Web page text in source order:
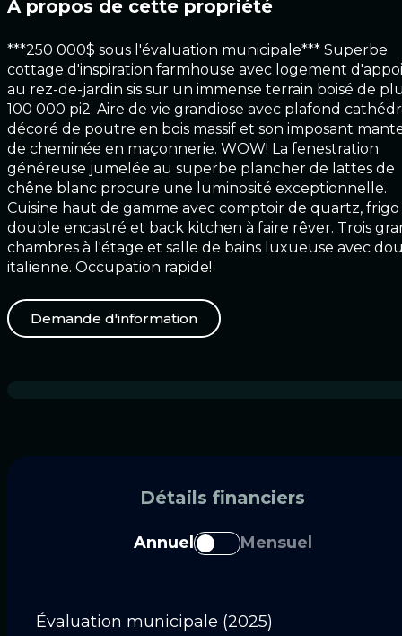
À propos de cette propriété
***250 000$ sous l'évaluation municipale*** Superbe
cottage d'inspiration farmhouse avec logement
au rez-de-jardin sis sur un immense terrain boisé de
100 000 pi2. Aire de vie grandiose avec plafond
décoré de poutre en bois massif et son imposant
de cheminée en maçonnerie. WOW! La fenestration
généreuse jumelée au superbe plancher de lattes de
chêne blanc procure une luminosité exceptionnelle.
Cuisine haut de gamme avec comptoir de quartz, frigo
double encastré et back kitchen à faire rêver. Trois
chambres à l'étage et salle de bains luxueuse avec
italienne. Occupation rapide!
Demande d'information
Détails financiers
Annuel Mensuel
Évaluation municipale (2025)